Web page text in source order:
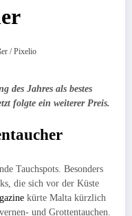
des Jahres als bestes
folgte ein weiterer Preis.
Tauchspots. Besonders
die sich vor der Küste
kürte Malta kürzlich
und Grottentauchen.